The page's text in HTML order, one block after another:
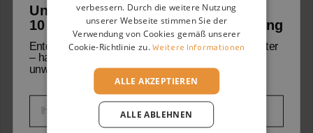
Weinarten
Champagne
Weinklassiker
Champagne AOC
Jahrgang
N/v
Region
Champagne
Unser Willkommensgruß:
10 % Rabatt auf deine erste Bestellung
Entdecke mit uns die Welt der Weine und Weingüter
– handverlesene Geheimtipps und viele
unwiderstehliche Angebote warten auf dich.
verbessern. Durch die weitere Nutzung
unserer Webseite stimmen Sie der
Verwendung von Cookies gemäß unserer
Cookie-Richtlinie zu.Weitere Informationen
ALLE AKZEPTIEREN
ALLE ABLEHNEN